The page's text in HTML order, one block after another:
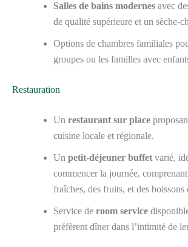
Salles de bains modernes avec
de qualité supérieure et un sèche-
Options de chambres familiales
groupes ou les familles avec
Restauration
Un restaurant sur place
cuisine locale et régionale.
Un petit-déjeuner buffet varié,
commencer la journée,
fraîches, des fruits, et des boissons
Service de room service
préfèrent dîner dans l’intimité de